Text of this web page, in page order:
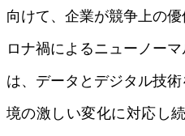
向けて、企業が競争上の
ロナ禍によるニューノー
は、データとデジタル技
境の激しい変化に対応し